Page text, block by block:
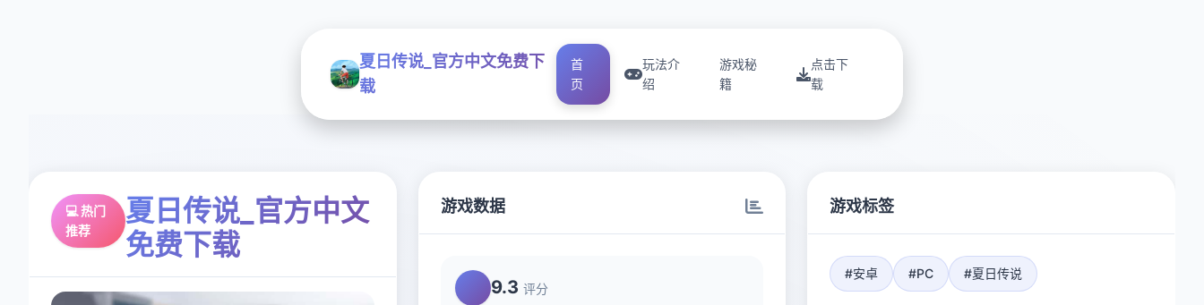
夏日传说_官方中文免费下
载
首
页
玩法介
绍
游戏秘
籍
点击下
载
💻 热门
推荐
夏日传说_官方中文
免费下载
游戏数据
9.3 评分
游戏标签
#安卓 #PC #夏日传说